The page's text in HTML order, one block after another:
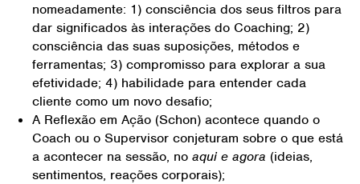
nomeadamente: 1) consciência dos seus filtros para
dar significados às interações do Coaching; 2)
consciência das suas suposições, métodos e
ferramentas; 3) compromisso para explorar a sua
efetividade; 4) habilidade para entender cada
cliente como um novo desafio;
A Reflexão em Ação (Schon) acontece quando o
Coach ou o Supervisor conjeturam sobre o que está
a acontecer na sessão, no aqui e agora (ideias,
sentimentos, reações corporais);